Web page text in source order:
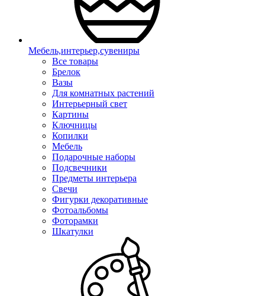
Мебель,интерьер,сувениры
Все товары
Брелок
Вазы
Для комнатных растений
Интерьерный свет
Картины
Ключницы
Копилки
Мебель
Подарочные наборы
Подсвечники
Предметы интерьера
Свечи
Фигурки декоративные
Фотоальбомы
Фоторамки
Шкатулки